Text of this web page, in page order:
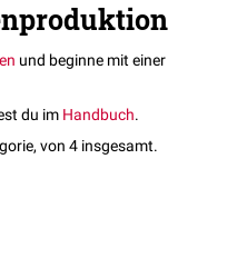
und beginne mit einer
du im Handbuch.
von 4 insgesamt.